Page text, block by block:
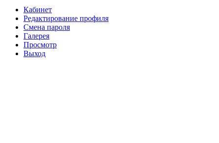
Кабинет
Редактирование профиля
Смена пароля
Галерея
Просмотр
Выход